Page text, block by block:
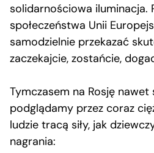
solidarnościowa iluminacja.
społeczeństwa Unii
samodzielnie przekazać
zaczekajcie, zostańcie,
Tymczasem na Rosję
podglądamy przez coraz
ludzie tracą siły, jak
nagrania: